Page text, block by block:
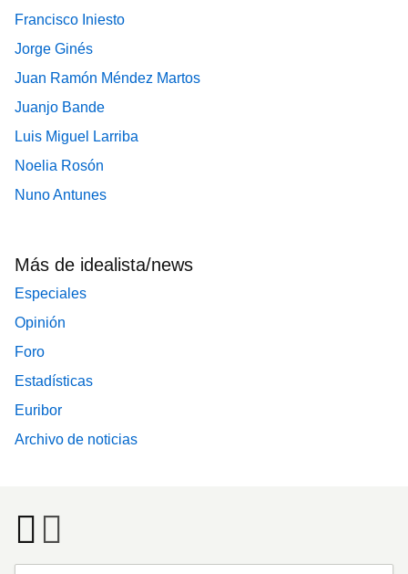
Francisco Iniesto
Jorge Ginés
Juan Ramón Méndez Martos
Juanjo Bande
Luis Miguel Larriba
Noelia Rosón
Nuno Antunes
Más de idealista/news
Especiales
Opinión
Foro
Estadísticas
Euribor
Archivo de noticias